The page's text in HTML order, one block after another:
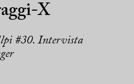
X
#30. Intervista